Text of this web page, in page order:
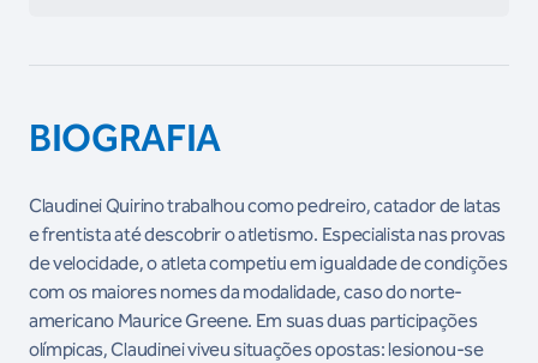
BIOGRAFIA
Claudinei Quirino trabalhou como pedreiro, catador de latas
e frentista até descobrir o atletismo. Especialista nas provas
de velocidade, o atleta competiu em igualdade de condições
com os maiores nomes da modalidade, caso do norte-
americano Maurice Greene. Em suas duas participações
olímpicas, Claudinei viveu situações opostas: lesionou-se